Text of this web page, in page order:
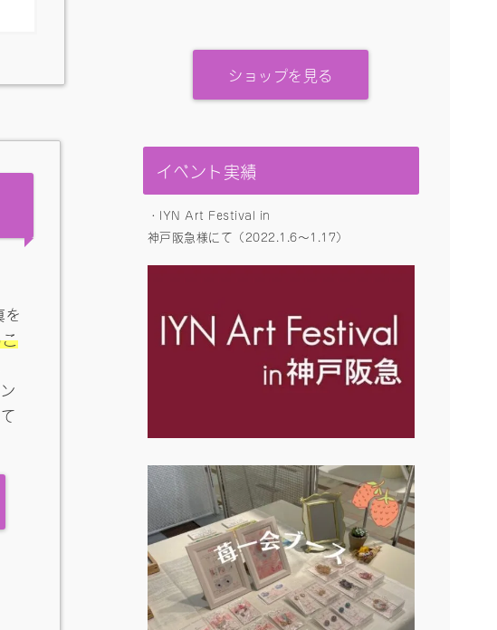
を
ショップを見る
イベント実績
・IYN Art Festival in
神戸阪急様にて（2022.1.6〜1.17）